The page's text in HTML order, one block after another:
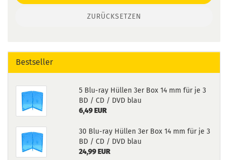
ZURÜCKSETZEN
Bestseller
5 Blu-ray Hüllen 3er Box 14 mm für je 3
BD / CD / DVD blau
6,49 EUR
30 Blu-ray Hüllen 3er Box 14 mm für je 3
BD / CD / DVD blau
24,99 EUR